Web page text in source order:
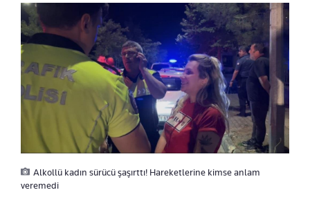
Alkollü kadın sürücü şaşırttı! Hareketlerine kimse anlam
veremedi